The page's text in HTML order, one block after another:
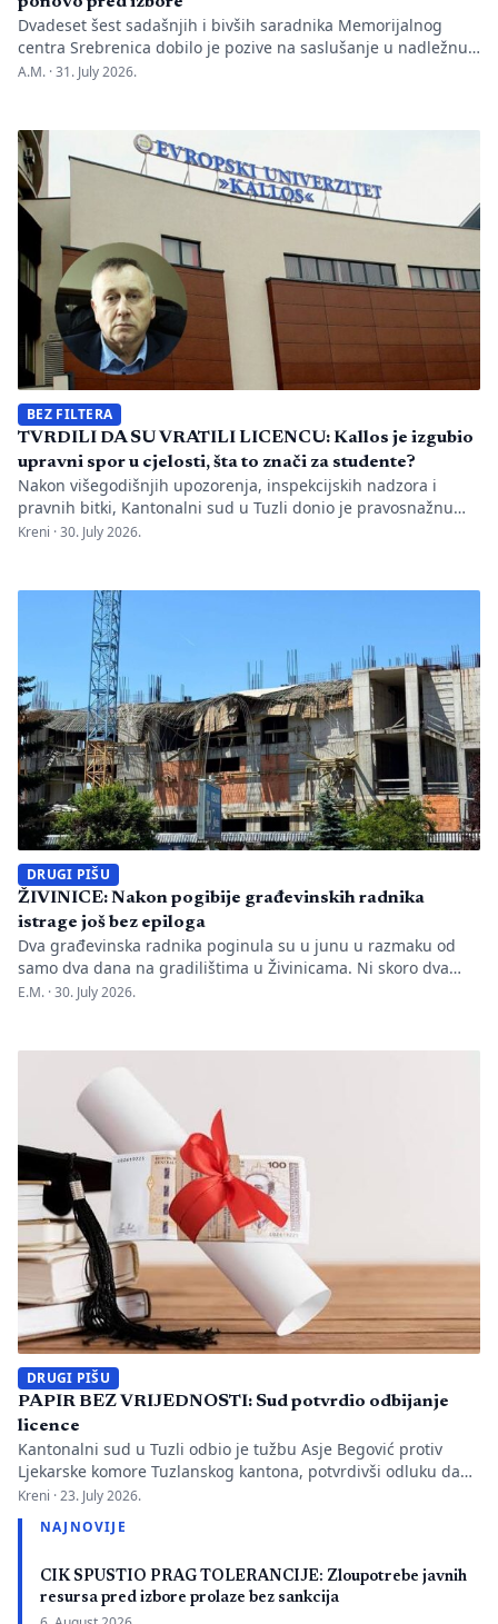
Dvadeset šest sadašnjih i bivših saradnika Memorijalnog
centra Srebrenica dobilo je pozive na saslušanje u nadležnu
policijsku stanicu po nalogu Okružnog javnog tužilaštva u
nakon predstavljanja godišnjeg Izvještaja o negiranju
genocida. Iz Memorijalnog centra upozoravaju da se
istovremeno pozivanje […]
A.M. ·31. July 2026.
BEZ FILTERA
TVRDILI DA SU VRATILI LICENCU: Kallos je izgubio
upravni spor u cjelosti, šta to znači za studente?
Nakon višegodišnjih upozorenja, inspekcijskih nadzora i
pravnih bitki, Kantonalni sud u Tuzli donio je pravosnažnu
presudu kojom se definitivno potvrđuje trajna zabrana rada
kakva je sudbina studenata koji su uložili godine i novac u
bezvrijedne indekse? Odlukom Kantonalnog suda u […]
Kreni ·30. July 2026.
DRUGI PIŠU
ŽIVINICE: Nakon pogibije građevinskih radnika
istrage još bez epiloga
Dva građevinska radnika poginula su u junu u razmaku od
samo dva dana na gradilištima u Živinicama. Ni skoro dva
mjeseca kasnije javnosti nisu poznati uzroci nesreća, niti je
Mahmutović Dok Tužilaštvo Tuzlanskog kantona sprovodi
istrage, odgovornost […]
E.M. ·30. July 2026.
DRUGI PIŠU
PAPIR BEZ VRIJEDNOSTI: Sud potvrdio odbijanje
licence
Kantonalni sud u Tuzli odbio je tužbu Asje Begović protiv
Ljekarske komore Tuzlanskog kantona, potvrdivši odluku da
joj se ne izda, odnosno ne obnovi licenca za samostalan rad
zbog neispunjavanja propisanih uslova. Presuda bi mogla
imati značaj i za druge postupke koje bivši studenti spornih
Hercegovini. […]
Kreni ·23. July 2026.
NAJNOVIJE
CIK SPUSTIO PRAG TOLERANCIJE: Zloupotrebe javnih
resursa pred izbore prolaze bez sankcija